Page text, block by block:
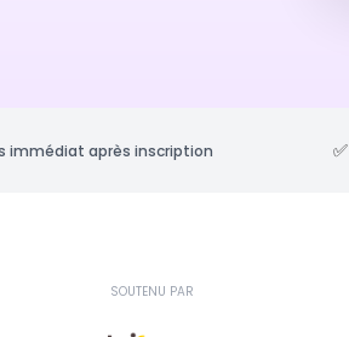
immédiat après inscription ✅
SOUTENU PAR